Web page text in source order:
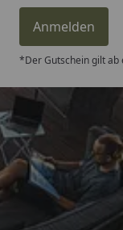
Anmelden
*Der Gutschein gilt ab